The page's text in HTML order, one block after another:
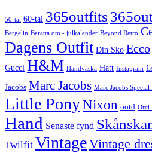
50-tal 60-tal 365outfits
Bergelin Berätta om - julkalender Beyond Retro
Dagens Outfit Din Sko Ecco
Gucci H&M Handväska Hatt Instagram
Jacobs Marc Jacobs Marc Jacobs Special
Little PonyNixon ootd Orci
Hand Senaste fynd
Twilfit VintageVintage